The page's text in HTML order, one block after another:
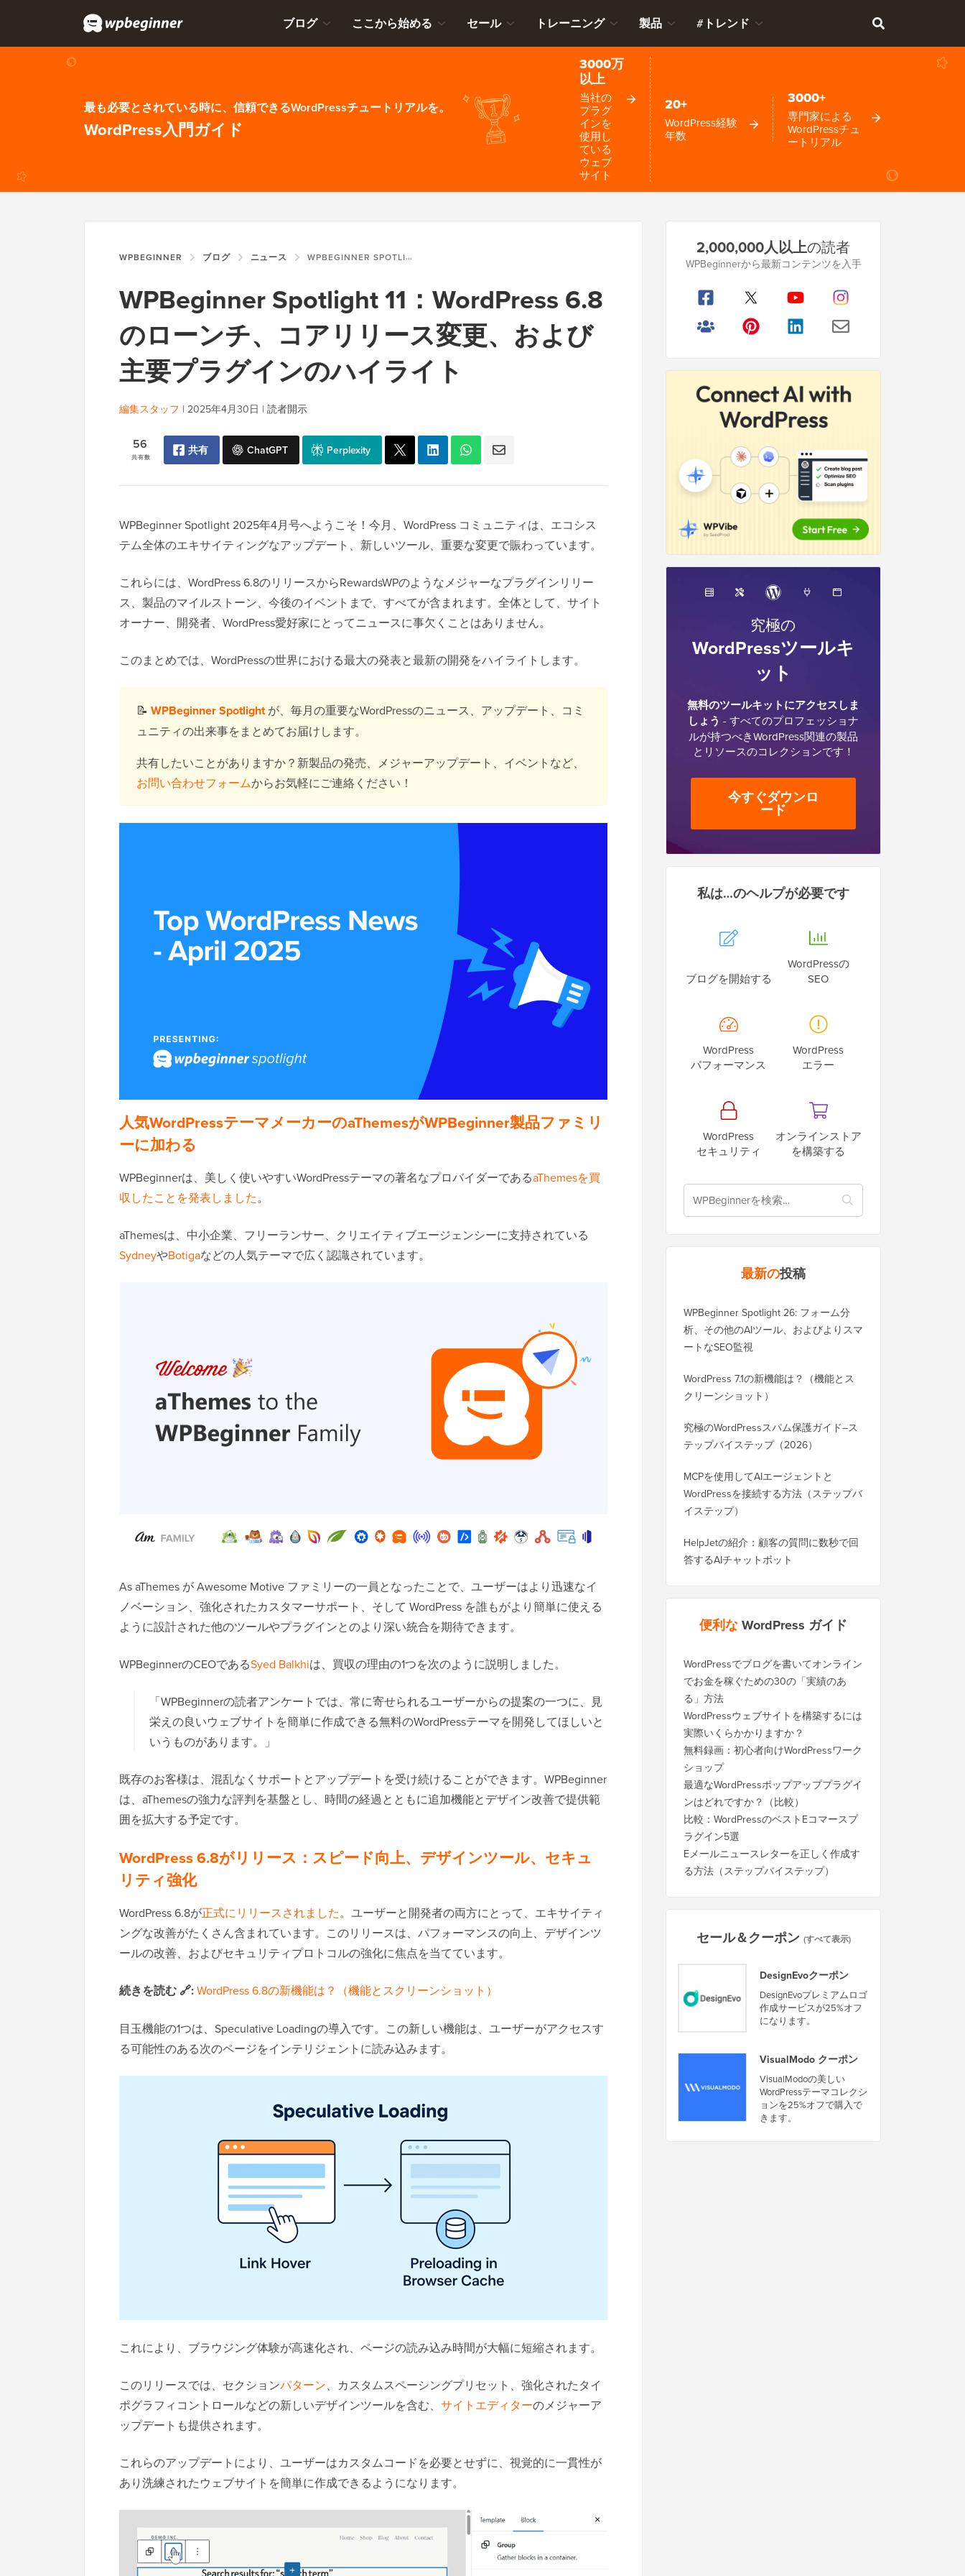
ブログ ここから始める セール トレーニング 製品 #トレンド
最も必要とされている時に、信頼できるWordPressチュートリアルを。
WordPress入門ガイド
3000万
以上
当社の
プラグ
インを
使用し
ている
ウェブ
サイト
20+
WordPress経験
年数
3000+
専門家による
WordPressチュ
ートリアル
WPBEGINNER ブログ ニュース WPBEGINNER SPOTLIGHT 11：WORDPRESS 6.8のローンチ、コアリリース変更、および主要プラグインのハイライト
WPBeginner Spotlight 11：WordPress 6.8
のローンチ、コアリリース変更、および
主要プラグインのハイライト
編集スタッフ | 2025年4月30日 | 読者開示
共有数
56 共有 ChatGPT Perplexity
WPBeginner Spotlight 2025年4月号へようこそ！今月、WordPress コミュニティは、エコシス
テム全体のエキサイティングなアップデート、新しいツール、重要な変更で賑わっています。
これらには、WordPress 6.8のリリースからRewardsWPのようなメジャーなプラグインリリー
ス、製品のマイルストーン、今後のイベントまで、すべてが含まれます。全体として、サイト
オーナー、開発者、WordPress愛好家にとってニュースに事欠くことはありません。
このまとめでは、WordPressの世界における最大の発表と最新の開発をハイライトします。
📝 WPBeginner Spotlightが、毎月の重要なWordPressのニュース、アップデート、コミ
ュニティの出来事をまとめてお届けします。
共有したいことがありますか？新製品の発売、メジャーアップデート、イベントなど、
お問い合わせフォームからお気軽にご連絡ください！
人気WordPressテーマメーカーのaThemesがWPBeginner製品ファミリ
ーに加わる
WPBeginnerは、美しく使いやすいWordPressテーマの著名なプロバイダーであるaThemesを買
収したことを発表しました。
aThemesは、中小企業、フリーランサー、クリエイティブエージェンシーに支持されている
SydneyやBotigaなどの人気テーマで広く認識されています。
As aThemes が Awesome Motive ファミリーの一員となったことで、ユーザーはより迅速なイ
ノベーション、強化されたカスタマーサポート、そして WordPress を誰もがより簡単に使える
ように設計された他のツールやプラグインとのより深い統合を期待できます。
WPBeginnerのCEOであるSyed Balkhiは、買収の理由の1つを次のように説明しました。
「WPBeginnerの読者アンケートでは、常に寄せられるユーザーからの提案の一つに、見
栄えの良いウェブサイトを簡単に作成できる無料のWordPressテーマを開発してほしいと
いうものがあります。」
既存のお客様は、混乱なくサポートとアップデートを受け続けることができます。WPBeginner
は、aThemesの強力な評判を基盤とし、時間の経過とともに追加機能とデザイン改善で提供範
囲を拡大する予定です。
WordPress 6.8がリリース：スピード向上、デザインツール、セキュ
リティ強化
WordPress 6.8が正式にリリースされました。ユーザーと開発者の両方にとって、エキサイティ
ングな改善がたくさん含まれています。このリリースは、パフォーマンスの向上、デザインツ
ールの改善、およびセキュリティプロトコルの強化に焦点を当てています。
続きを読む 🔗:WordPress 6.8の新機能は？（機能とスクリーンショット）
目玉機能の1つは、Speculative Loadingの導入です。この新しい機能は、ユーザーがアクセスす
る可能性のある次のページをインテリジェントに読み込みます。
これにより、ブラウジング体験が高速化され、ページの読み込み時間が大幅に短縮されます。
このリリースでは、セクションパターン、カスタムスペーシングプリセット、強化されたタイ
ポグラフィコントロールなどの新しいデザインツールを含む、 サイトエディターのメジャーア
ップデートも提供されます。
これらのアップデートにより、ユーザーはカスタムコードを必要とせずに、視覚的に一貫性が
あり洗練されたウェブサイトを簡単に作成できるようになります。
サ
ー
2,000,000人以上の読者
WPBeginnerから最新コンテンツを入手
究極の
WordPressツールキ
ット
無料のツールキットにアクセスしま
しょう - すべてのプロフェッショナ
ルが持つべきWordPress関連の製品
とリソースのコレクションです！
今すぐダウンロ
ード
私は…のヘルプが必要です
ブログを開始する
WordPressの
SEO
WordPress
パフォーマンス
WordPress
エラー
WordPress
セキュリティ
オンラインストア
を構築する
最新の投稿
WPBeginner Spotlight 26: フォーム分
析、その他のAIツール、およびよりスマ
ートなSEO監視
WordPress 7.1の新機能は？（機能とス
クリーンショット）
究極のWordPressスパム保護ガイド–ス
テップバイステップ（2026）
MCPを使用してAIエージェントと
WordPressを接続する方法（ステップバ
イステップ）
HelpJetの紹介：顧客の質問に数秒で回
答するAIチャットボット
便利なWordPress ガイド
WordPressでブログを書いてオンライン
でお金を稼ぐための30の「実績のあ
る」方法
WordPressウェブサイトを構築するには
実際いくらかかりますか？
無料録画：初心者向けWordPressワーク
ショップ
最適なWordPressポップアッププラグイ
ンはどれですか？（比較）
比較：WordPressのベストEコマースプ
ラグイン5選
Eメールニュースレターを正しく作成す
る方法（ステップバイステップ）
セール＆クーポン (すべて表示)
DesignEvoクーポン
DesignEvoプレミアムロゴ
作成サービスが25%オフ
になります。
VisualModo クーポン
VisualModoの美しい
WordPressテーマコレクシ
ョンを25%オフで購入で
きます。